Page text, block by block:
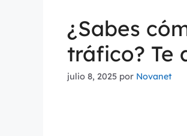
¿Sabes
tráfico? Te
julio 8, 2025 por Novanet